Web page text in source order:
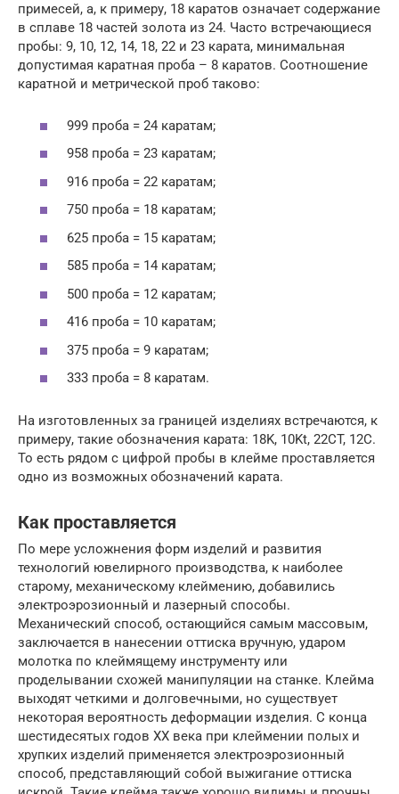
примесей, а, к примеру, 18 каратов означает содержание
в сплаве 18 частей золота из 24. Часто встречающиеся
пробы: 9, 10, 12, 14, 18, 22 и 23 карата, минимальная
допустимая каратная проба – 8 каратов. Соотношение
каратной и метрической проб таково:
999 проба = 24 каратам;
958 проба = 23 каратам;
916 проба = 22 каратам;
750 проба = 18 каратам;
625 проба = 15 каратам;
585 проба = 14 каратам;
500 проба = 12 каратам;
416 проба = 10 каратам;
375 проба = 9 каратам;
333 проба = 8 каратам.
На изготовленных за границей изделиях встречаются, к
примеру, такие обозначения карата: 18K, 10Kt, 22СT, 12C.
То есть рядом с цифрой пробы в клейме проставляется
одно из возможных обозначений карата.
Как проставляется
По мере усложнения форм изделий и развития
технологий ювелирного производства, к наиболее
старому, механическому клеймению, добавились
электроэрозионный и лазерный способы.
Механический способ, остающийся самым массовым,
заключается в нанесении оттиска вручную, ударом
молотка по клеймящему инструменту или
проделывании схожей манипуляции на станке. Клейма
выходят четкими и долговечными, но существует
некоторая вероятность деформации изделия. С конца
шестидесятых годов ХХ века при клеймении полых и
хрупких изделий применяется электроэрозионный
способ, представляющий собой выжигание оттиска